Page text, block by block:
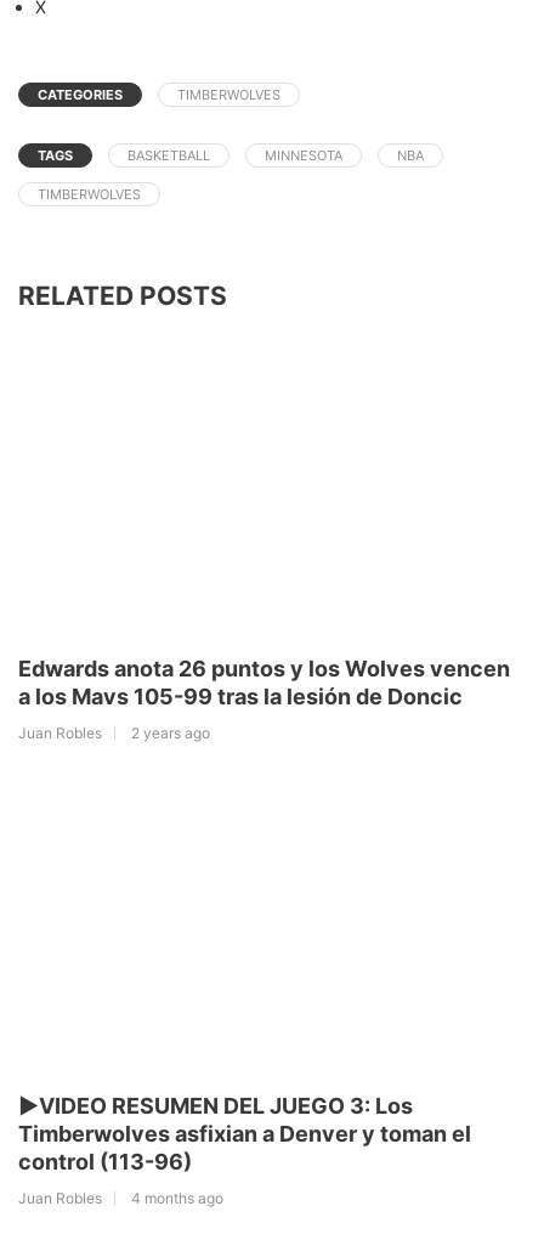
X
CATEGORIES TIMBERWOLVES
TAGS BASKETBALL MINNESOTA NBA
TIMBERWOLVES
RELATED POSTS
Edwards anota 26 puntos y los Wolves vencen
a los Mavs 105-99 tras la lesión de Doncic
Juan Robles 2 years ago
▶️VIDEO RESUMEN DEL JUEGO 3: Los
Timberwolves asfixian a Denver y toman el
control (113-96)
Juan Robles 4 months ago